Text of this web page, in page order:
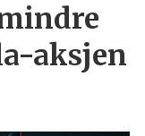
aksjen